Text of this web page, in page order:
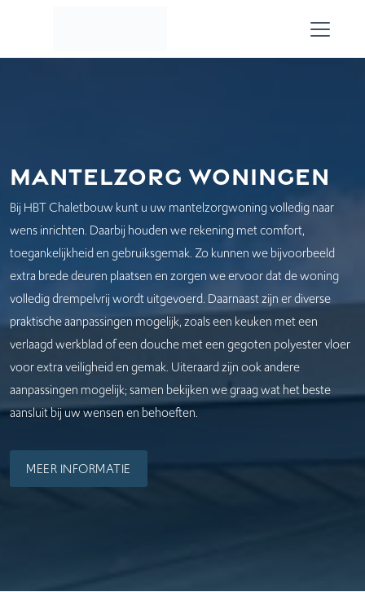
Mantelzorg woningen
Bij HBT Chaletbouw kunt u uw mantelzorgwoning volledig naar
wens inrichten. Daarbij houden we rekening met comfort,
toegankelijkheid en gebruiksgemak. Zo kunnen we bijvoorbeeld
extra brede deuren plaatsen en zorgen we ervoor dat de woning
volledig drempelvrij wordt uitgevoerd. Daarnaast zijn er diverse
praktische aanpassingen mogelijk, zoals een keuken met een
verlaagd werkblad of een douche met een gegoten polyester vloer
voor extra veiligheid en gemak. Uiteraard zijn ook andere
aanpassingen mogelijk; samen bekijken we graag wat het beste
aansluit bij uw wensen en behoeften.
MEER INFORMATIE